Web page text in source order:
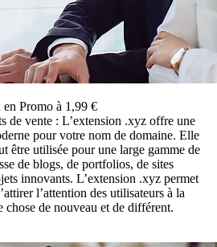
Promo à 1,99 €
de vente : L’extension .xyz offre une
pour votre nom de domaine. Elle
être utilisée pour une large gamme de
de blogs, de portfolios, de sites
innovants. L’extension .xyz permet
l’attention des utilisateurs à la
chose de nouveau et de différent.